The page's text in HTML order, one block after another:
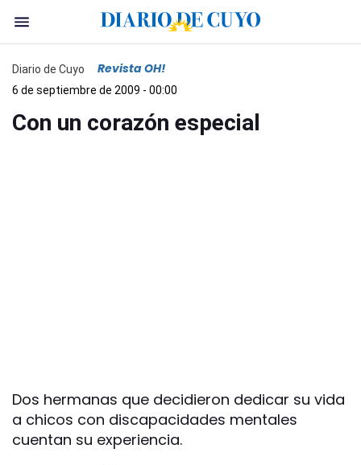
Diario de Cuyo Revista OH!
6 de septiembre de 2009 - 00:00
Con un corazón especial
Dos hermanas que decidieron dedicar su vida
a chicos con discapacidades mentales
cuentan su experiencia.